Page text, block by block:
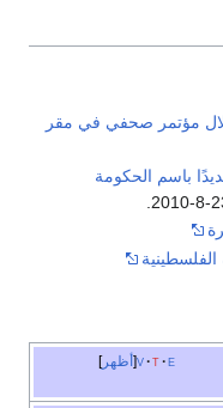
مؤتمر صحفي في مقر
باسم الحكومة
أظهر v t e